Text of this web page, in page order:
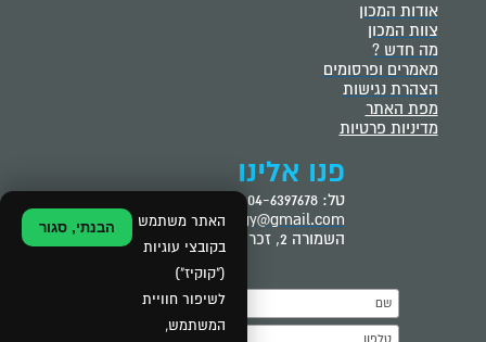
אודות המכון
צוות המכון
מה חדש ?
מאמרים ופרסומים
הצהרת נגישות
מפת האתר
מדיניות פרטיות
פנו אלינו
טל: 04-6397678
tslilaudiology@gmail.com
השמורה 2, זכרון יעקב
האתר משתמש
בקובצי עוגיות
("קוקיז")
לשיפור חוויית
המשתמש,
הבנתי, סגור